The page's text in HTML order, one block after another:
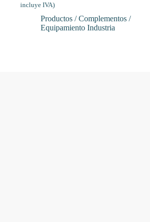
incluye IVA)
Productos / Complementos /
Equipamiento Industria